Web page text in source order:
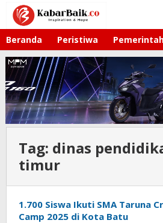
Lewati
konten
Beranda Peristiwa
Tag: dinas
timur
1.700 Siswa Ikuti SMA Taruna
Camp 2025 di Kota Batu